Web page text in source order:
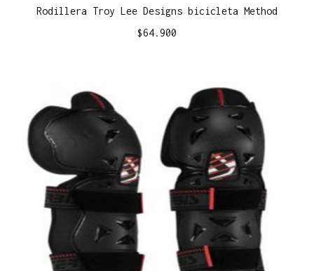
Rodillera Troy Lee Designs bicicleta Method
$64.900